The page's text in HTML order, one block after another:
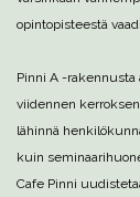
opintopisteestä
Pinni A -rakennusta
viidennen
lähinnä
kuin
Cafe Pinni